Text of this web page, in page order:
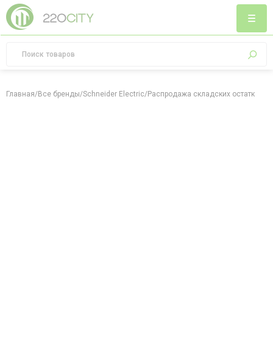
Главная/Все бренды/Schneider Electric/Распродажа складских остатков,